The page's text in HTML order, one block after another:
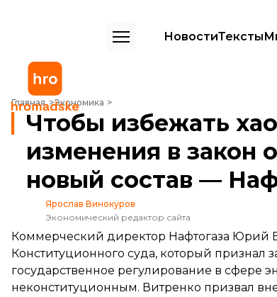
НовостиТексты
Главная Экономика
Чтобы избежать хаоса, необходимо принять изменения в
Чтобы избежать
изменения в закон
новый состав —
Ярослав Винокуров
Экономический редактор сайта
Коммерческий директор Нафтогаза Юрий
Конституционного суда, который
государственное регулирование в сфере
неконституционным. Витренко призвал